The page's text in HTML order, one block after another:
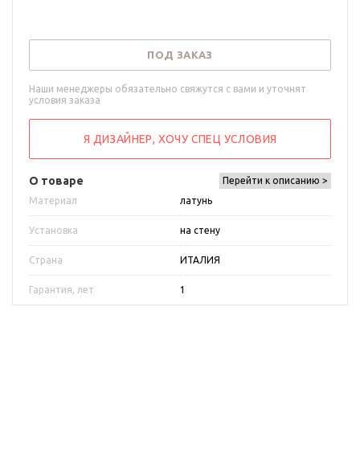
О товаре
Перейти к описанию >
Материал
латунь
Установка на стену
Страна ИТАЛИЯ
Гарантия, лет 1
ПОД ЗАКАЗ
Наши менеджеры обязательно свяжутся с вами и уточнят
условия заказа
Я ДИЗАЙНЕР, ХОЧУ СПЕЦ УСЛОВИЯ